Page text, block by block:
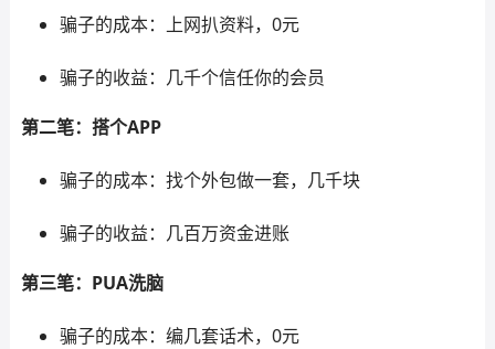
骗子的成本：上网扒资料，0元
骗子的收益：几千个信任你的会员
第二笔：搭个APP
骗子的成本：找个外包做一套，几千块
骗子的收益：几百万资金进账
第三笔：PUA洗脑
骗子的成本：编几套话术，0元